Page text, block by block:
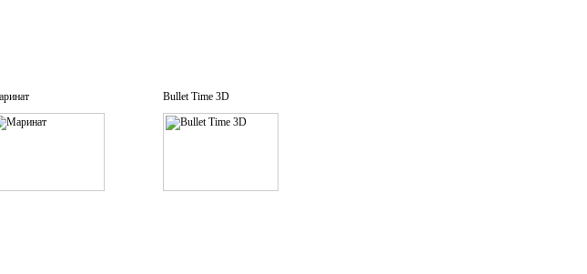
Bullet Time 3D